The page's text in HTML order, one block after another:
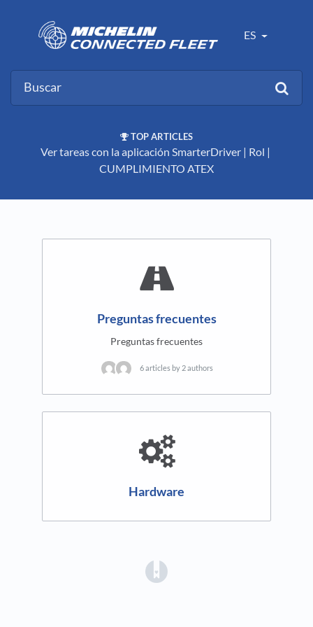
ES
TOP ARTICLES
Ver tareas con la aplicación SmarterDriver ​ | ​ Rol ​ | ​
CUMPLIMIENTO ATEX
Preguntas frecuentes
Preguntas frecuentes
6 articles by 2 authors
Hardware